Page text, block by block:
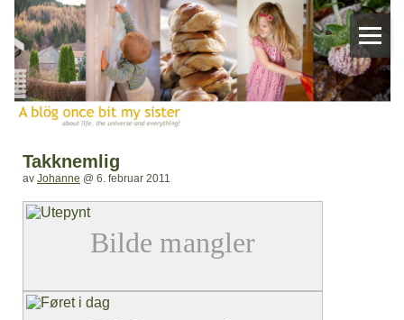
Takknemlig
av Johanne @ 6. februar 2011